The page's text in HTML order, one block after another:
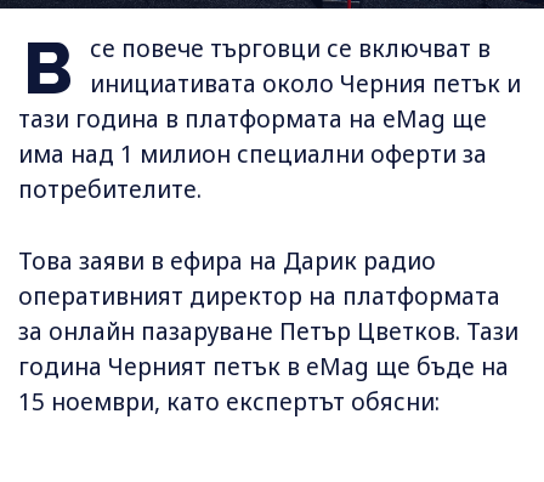
В
се повече търговци се включват в
инициативата около Черния петък и
тази година в платформата на eMag ще
има над 1 милион специални оферти за
потребителите.
Това заяви в ефира на Дарик радио
оперативният директор на платформата
за онлайн пазаруване Петър Цветков. Тази
година Черният петък в eMag ще бъде на
15 ноември, като експертът обясни: